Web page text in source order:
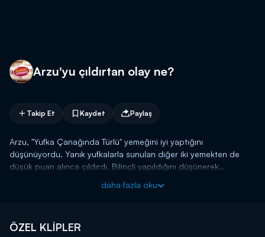
Arzu'yu çıldırtan olay ne?
Takip Et Kaydet Paylaş
Arzu, "Yufka Çanağında Türlü" yemeğini iyi yaptığını
düşünüyordu. Yanık yufkalarla sunulan diğer iki yemekten de
düşük puan alınca çıldırdı. Bilinçli yapıldığını düşünerek
olamayan Arzu önce ağladı, sonrasında ise öfkesini mutfak
daha fazla oku
ÖZEL KLİPLER